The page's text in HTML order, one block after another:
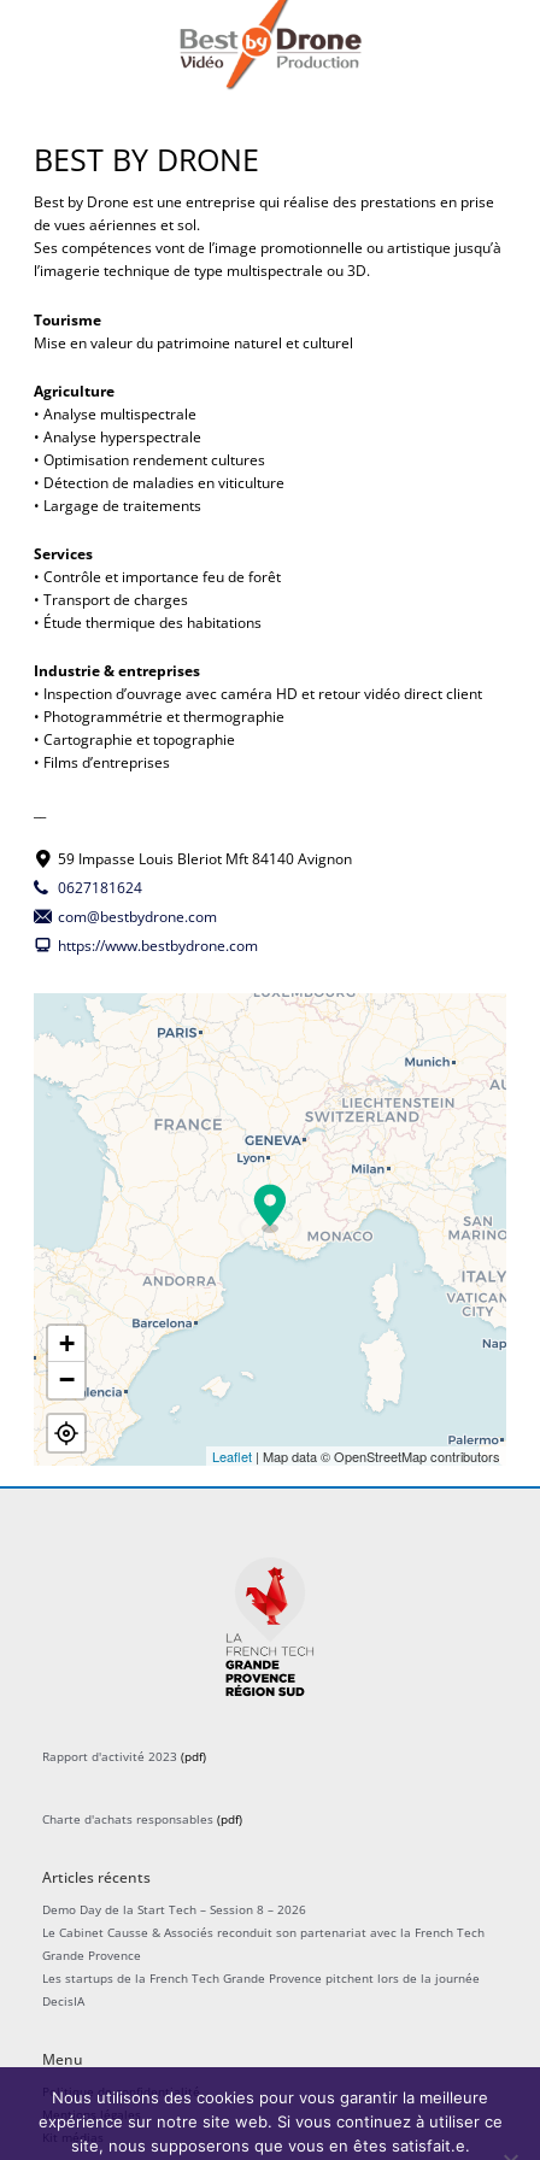
BEST BY DRONE
Best by Drone est une entreprise qui réalise des prestations en prise
de vues aériennes et sol.
Ses compétences vont de l’image promotionnelle ou artistique jusqu’à
l’imagerie technique de type multispectrale ou 3D.
Tourisme
Mise en valeur du patrimoine naturel et culturel
Agriculture
• Analyse multispectrale
• Analyse hyperspectrale
• Optimisation rendement cultures
• Détection de maladies en viticulture
• Largage de traitements
Services
• Contrôle et importance feu de forêt
• Transport de charges
• Étude thermique des habitations
Industrie & entreprises
• Inspection d’ouvrage avec caméra HD et retour vidéo direct client
• Photogrammétrie et thermographie
• Cartographie et topographie
• Films d’entreprises
59 Impasse Louis Bleriot Mft 84140 Avignon
0627181624
com@bestbydrone.com
https://www.bestbydrone.com
+
−
Leaflet| Map data © OpenStreetMap contributors
Rapport d'activité 2023 (pdf)
Charte d'achats responsables (pdf)
Articles récents
Demo Day de la Start Tech – Session 8 – 2026
Le Cabinet Causse & Associés reconduit son partenariat avec la French Tech
Grande Provence
Les startups de la French Tech Grande Provence pitchent lors de la journée
DecisIA
Menu
Politique de confidentialité
Mentions légales
Kit médias
Nous utilisons des cookies pour vous garantir la meilleure
expérience sur notre site web. Si vous continuez à utiliser ce
site, nous supposerons que vous en êtes satisfait.e.